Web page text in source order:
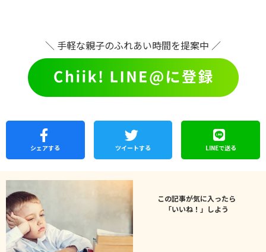
＼ 手軽な親子のふれあい時間を提案中 ／
シェアする ツイートする LINEで送る
この記事が気に入ったら
「いいね！」しよう